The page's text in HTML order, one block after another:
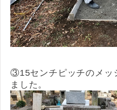
③15センチピッチのメッ
ました。